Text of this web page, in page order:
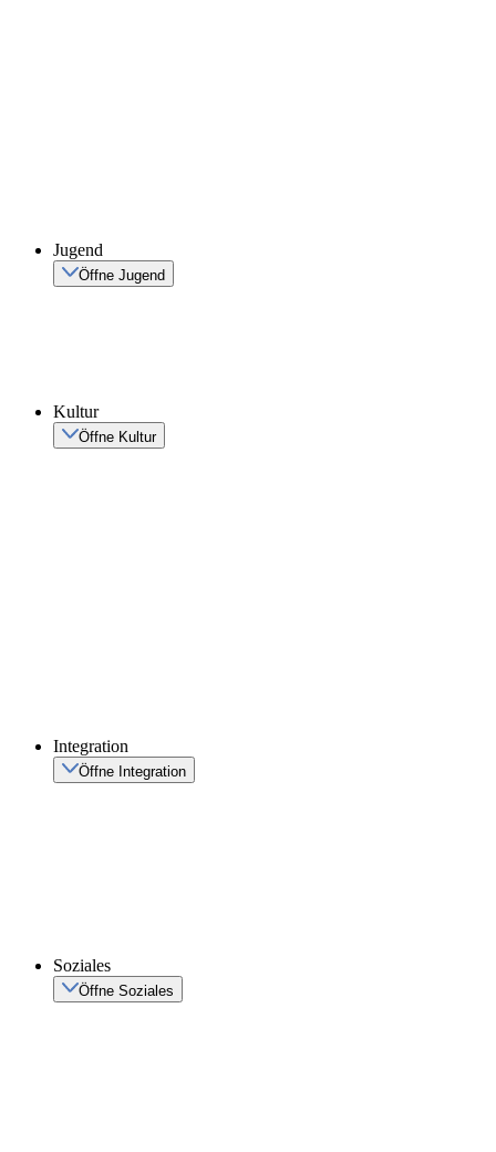
Jugend
Öffne Jugend
Kultur
Öffne Kultur
Integration
Öffne Integration
Soziales
Öffne Soziales